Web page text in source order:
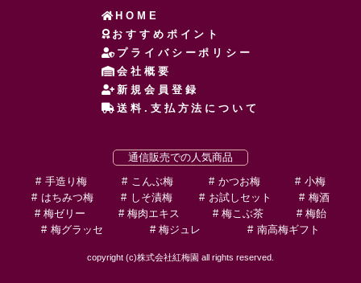
HOME
おすすめポイント
プライバシーポリシー
会社概要
新規会員登録
送料.支払方法について
通信販売での人気商品
手造り梅
こんぶ梅 かつお梅
小梅
はちみつ梅
しそ漬梅 お試しセット
梅酒
梅ゼリー
梅肉エキス 梅こぶ茶
梅飴
梅グラッセ
梅ジュレ 南高梅ギフト
copyright (c)株式会社紅梅園 all rights reserved.